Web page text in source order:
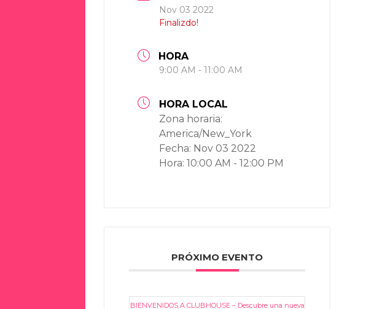
Nov 03 2022
Finalizdo!
HORA
9:00 AM - 11:00 AM
HORA LOCAL
Zona horaria:
America/New_York
Fecha: Nov 03 2022
Hora:10:00 AM - 12:00 PM
PRÓXIMO EVENTO
BIENVENIDOS A CLUBHOUSE – Descubre una nueva